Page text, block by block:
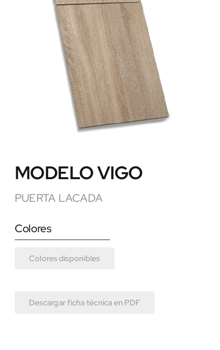
MODELO VIGO
PUERTA LACADA
Colores
Colores disponibles
Descargar ficha técnica en PDF